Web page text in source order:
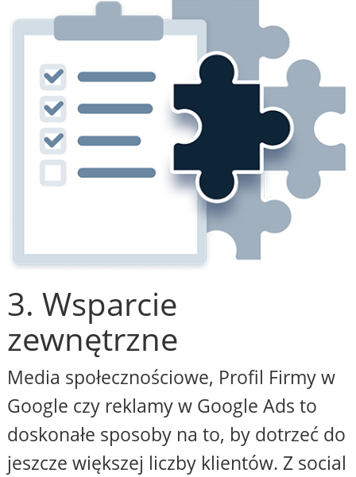
3. Wsparcie
zewnętrzne
Media społecznościowe, Profil Firmy w
Google czy reklamy w Google Ads to
doskonałe sposoby na to, by dotrzeć do
jeszcze większej liczby klientów. Z social